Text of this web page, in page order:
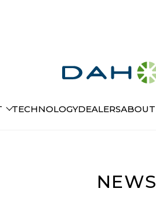
TECHNOLOGYDEALERSABOUT
NEWS